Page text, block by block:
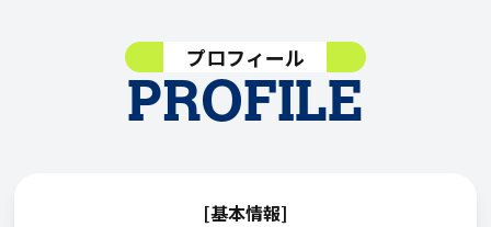
PROFILE
プロフィール
[基本情報]